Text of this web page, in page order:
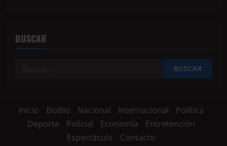
BUSCAR
Inicio BioBio Nacional Internacional
Política
Deporte
Policial Economía
Entretención
Espectáculo
Contacto